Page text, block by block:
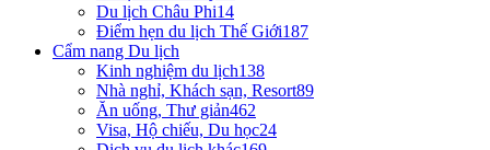
Du lịch Châu Phi14
Điểm hẹn du lịch Thế Giới187
Cẩm nang Du lịch
Kinh nghiệm du lịch138
Nhà nghỉ, Khách sạn, Resort89
Ăn uống, Thư giản462
Visa, Hộ chiếu, Du học24